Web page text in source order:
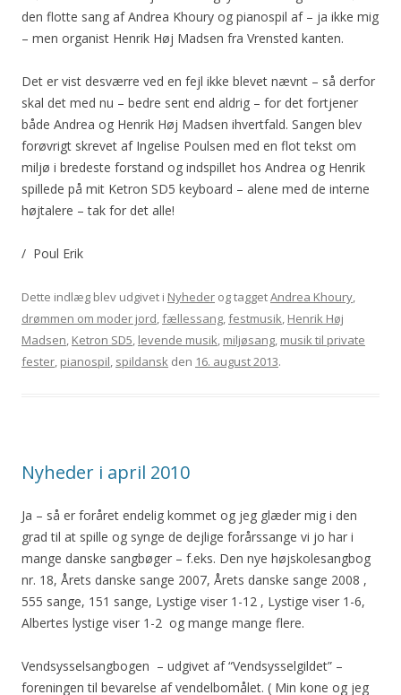
den flotte sang af Andrea Khoury og pianospil af – ja ikke mig
– men organist Henrik Høj Madsen fra Vrensted kanten.
Det er vist desværre ved en fejl ikke blevet nævnt – så derfor
skal det med nu – bedre sent end aldrig – for det fortjener
både Andrea og Henrik Høj Madsen ihvertfald. Sangen blev
forøvrigt skrevet af Ingelise Poulsen med en flot tekst om
miljø i bredeste forstand og indspillet hos Andrea og Henrik
spillede på mit Ketron SD5 keyboard – alene med de interne
højtalere – tak for det alle!
/ Poul Erik
Dette indlæg blev udgivet i Nyheder og taggetAndrea Khoury,
drømmen om moder jord,fællessang,festmusik, Henrik Høj
Madsen, Ketron SD5, levende musik, miljøsang, musik til private
fester, pianospil, spildansk den 16. august 2013.
Nyheder i april 2010
Ja – så er foråret endelig kommet og jeg glæder mig i den
grad til at spille og synge de dejlige forårssange vi jo har i
mange danske sangbøger – f.eks. Den nye højskolesangbog
nr. 18, Årets danske sange 2007, Årets danske sange 2008 ,
555 sange, 151 sange, Lystige viser 1-12 , Lystige viser 1-6,
Albertes lystige viser 1-2 og mange mange flere.
Vendsysselsangbogen – udgivet af “Vendsysselgildet” –
foreningen til bevarelse af vendelbomålet. ( Min kone og jeg